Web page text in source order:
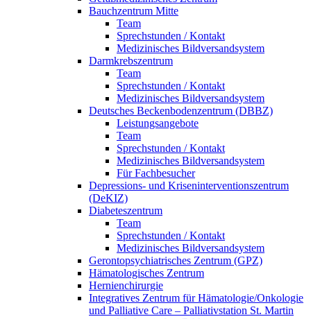
Bauchzentrum Mitte
Team
Sprechstunden / Kontakt
Medizinisches Bildversandsystem
Darmkrebszentrum
Team
Sprechstunden / Kontakt
Medizinisches Bildversandsystem
Deutsches Beckenbodenzentrum (DBBZ)
Leistungsangebote
Team
Sprechstunden / Kontakt
Medizinisches Bildversandsystem
Für Fachbesucher
Depressions- und Kriseninterventionszentrum
(DeKIZ)
Diabeteszentrum
Team
Sprechstunden / Kontakt
Medizinisches Bildversandsystem
Gerontopsychiatrisches Zentrum (GPZ)
Hämatologisches Zentrum
Hernienchirurgie
Integratives Zentrum für Hämatologie/Onkologie
und Palliative Care – Palliativstation St. Martin